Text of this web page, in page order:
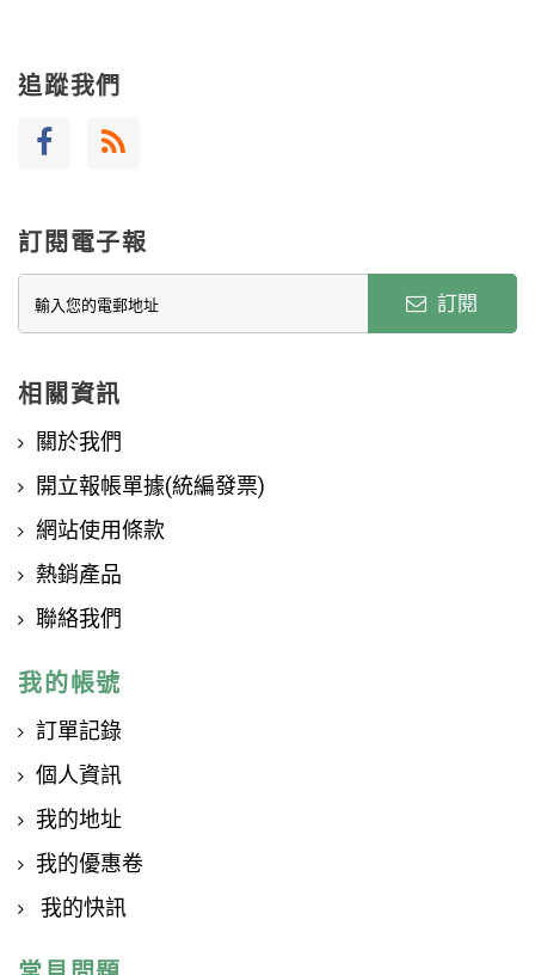
追蹤我們
訂閱電子報
訂閱
相關資訊
關於我們
開立報帳單據(統編發票)
網站使用條款
熱銷產品
聯絡我們
我的帳號
訂單記錄
個人資訊
我的地址
我的優惠卷
我的快訊